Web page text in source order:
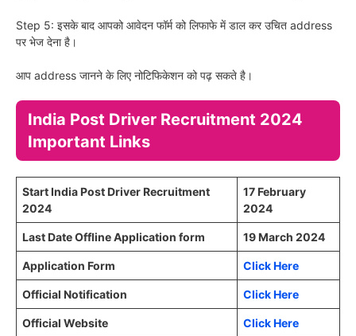
Step 5: इसके बाद आपको आवेदन फॉर्म को लिफाफे में डाल कर उचित address
पर भेज देना है।
आप address जानने के लिए नोटिफिकेशन को पढ़ सकते है।
India Post Driver Recruitment 2024
Important Links
Start India Post Driver Recruitment
2024
17 February
2024
Last Date Offline Application form 19 March 2024
Application Form Click Here
Official Notification Click Here
Official Website Click Here